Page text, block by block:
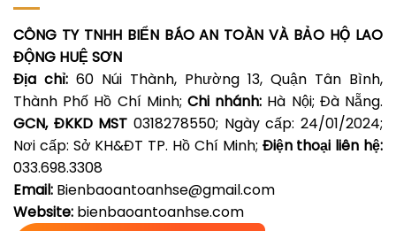
CÔNG TY TNHH BIỂN BÁO AN TOÀN VÀ BẢO HỘ LAO
ĐỘNG HUỆ SƠN
Địa chỉ: 60 Núi Thành, Phường 13, Quận Tân Bình,
Thành Phố Hồ Chí Minh; Chi nhánh: Hà Nội; Đà Nẵng.
GCN, ĐKKD MST 0318278550; Ngày cấp: 24/01/2024;
Nơi cấp: Sở KH&ĐT TP. Hồ Chí Minh; Điện thoại liên hệ:
033.698.3308
Email: Bienbaoantoanhse@gmail.com
Website: bienbaoantoanhse.com